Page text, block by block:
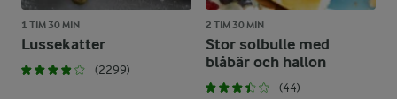
1 TIM 30 MIN
Lussekatter
(2299)
2 TIM 30 MIN
Stor solbulle med
blåbär och hallon
(44)